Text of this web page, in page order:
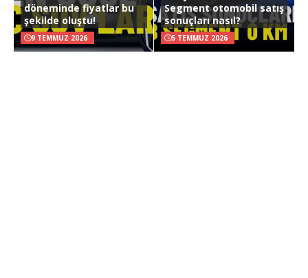
döneminde fiyatlar bu
şekilde oluştu!
9 TEMMUZ 2026
Segment otomobil satış
sonuçları nasıl?
5 TEMMUZ 2026